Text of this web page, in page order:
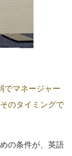
でマネージャー
のタイミングで
の条件が、英語